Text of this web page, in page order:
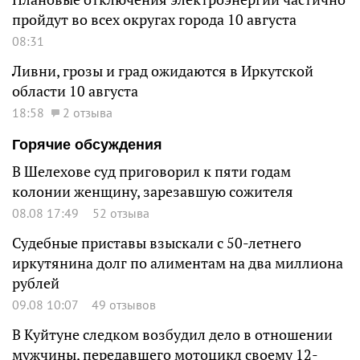
пройдут во всех округах города 10 августа
08:31
Ливни, грозы и град ожидаются в Иркутской
области 10 августа
18:58
2 отзыва
Горячие обсуждения
В Шелехове суд приговорил к пяти годам
колонии женщину, зарезавшую сожителя
08.08 17:49 52 отзыва
Судебные приставы взыскали с 50-летнего
иркутянина долг по алиментам на два миллиона
рублей
09.08 10:07 49 отзывов
В Куйтуне следком возбудил дело в отношении
мужчины, передавшего мотоцикл своему 12-